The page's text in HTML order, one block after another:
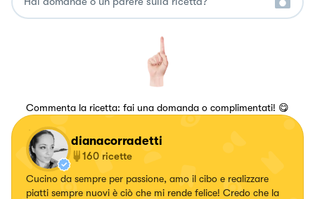
Commenta la ricetta: fai una domanda o complimentati! 😋
dianacorradetti
160 ricette
Cucino da sempre per passione, amo il cibo e realizzare
piatti sempre nuovi è ciò che mi rende felice! Credo che la